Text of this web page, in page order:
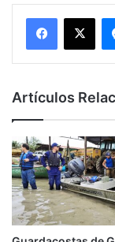
Artículos